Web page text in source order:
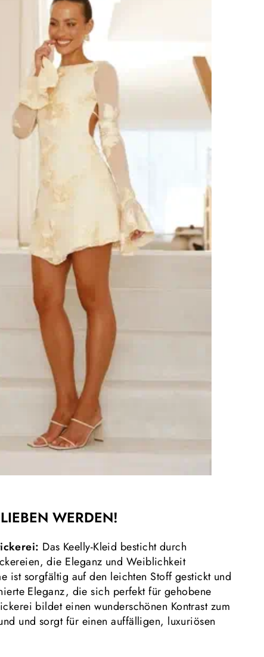
WERDEN!
Das Keelly-Kleid besticht durch
die Eleganz und Weiblichkeit
ist sorgfältig auf den leichten Stoff gestickt und
Eleganz, die sich perfekt für gehobene
bildet einen wunderschönen Kontrast zum
und sorgt für einen auffälligen, luxuriösen